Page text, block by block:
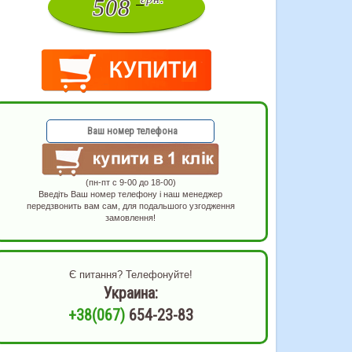
508
(пн-пт с 9-00 до 18-00)
Введіть Ваш номер телефону і наш менеджер
передзвонить вам сам, для подальшого узгодження
замовлення!
Є питання? Телефонуйте!
Украина:
+38(067)654-23-83